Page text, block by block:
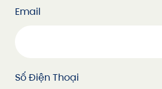
Email
Số Điện Thoại